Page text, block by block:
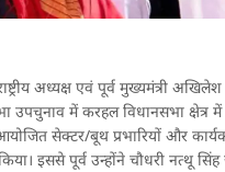
अध्यक्ष एवं पूर्व मुख्यमंत्री
में करहल विधानसभा क्षेत्र में
सेक्टर/बूथ प्रभारियों और
इससे पूर्व उन्होंने चौधरी नत्थू